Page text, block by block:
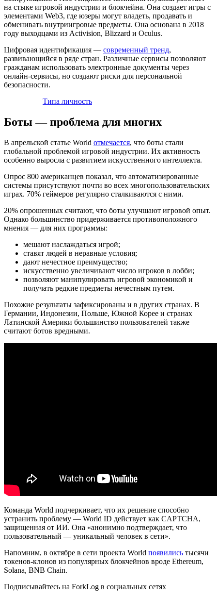
на стыке игровой индустрии и блокчейна. Она создает игры с
элементами Web3, где юзеры могут владеть, продавать и
обменивать внутриигровые предметы. Она основана в 2018
году выходцами из Activision, Blizzard и Oculus.
Цифровая идентификация — современный тренд,
развивающийся в ряде стран. Различные сервисы позволяют
гражданам использовать электронные документы через
онлайн-сервисы, но создают риски для персональной
безопасности.
Типа личность
Боты — проблема для многих
В апрельской статье World отмечается, что боты стали
глобальной проблемой игровой индустрии. Их активность
особенно выросла с развитием искусственного интеллекта.
Опрос 800 американцев показал, что автоматизированные
системы присутствуют почти во всех многопользовательских
играх. 70% геймеров регулярно сталкиваются с ними.
20% опрошенных считают, что боты улучшают игровой опыт.
Однако большинство придерживается противоположного
мнения — для них программы:
мешают наслаждаться игрой;
ставят людей в неравные условия;
дают нечестное преимущество;
искусственно увеличивают число игроков в лобби;
позволяют манипулировать игровой экономикой и
получать редкие предметы нечестным путем.
Похожие результаты зафиксированы и в других странах. В
Германии, Индонезии, Польше, Южной Корее и странах
Латинской Америки большинство пользователей также
считают ботов вредными.
Команда World подчеркивает, что их решение способно
устранить проблему — World ID действует как CAPTCHA,
защищенная от ИИ. Она «анонимно подтверждает, что
пользовательный — уникальный человек в сети».
Напомним, в октябре в сети проекта World появились тысячи
токенов-клонов из популярных блокчейнов вроде Ethereum,
Solana, BNB Chain.
Подписывайтесь на ForkLog в социальных сетях